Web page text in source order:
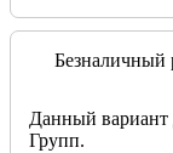
Безналичный
Данный вариант
Групп.